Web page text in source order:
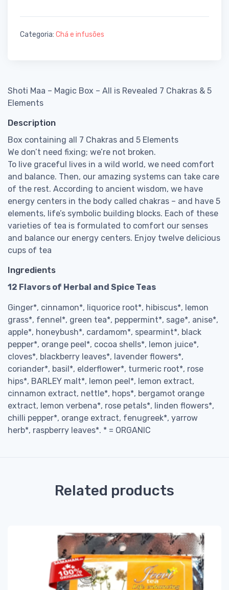
Categoria: Chá e infusões
Shoti Maa – Magic Box – All is Revealed 7 Chakras & 5
Elements
Description
Box containing all 7 Chakras and 5 Elements
We don’t need fixing; we’re not broken.
To live graceful lives in a wild world, we need comfort
and balance. Then, our amazing systems can take care
of the rest. According to ancient wisdom, we have
energy centers in the body called chakras – and have 5
elements, life’s symbolic building blocks. Each of these
varieties of tea is formulated to comfort our senses
and balance our energy centers. Enjoy twelve delicious
cups of tea
Ingredients
12 Flavors of Herbal and Spice Teas
Ginger*, cinnamon*, liquorice root*, hibiscus*, lemon
grass*, fennel*, green tea*, peppermint*, sage*, anise*,
apple*, honeybush*, cardamom*, spearmint*, black
pepper*, orange peel*, cocoa shells*, lemon juice*,
cloves*, blackberry leaves*, lavender flowers*,
coriander*, basil*, elderflower*, turmeric root*, rose
hips*, BARLEY malt*, lemon peel*, lemon extract,
cinnamon extract, nettle*, hops*, bergamot orange
extract, lemon verbena*, rose petals*, linden flowers*,
chilli pepper*, orange extract, fenugreek*, yarrow
herb*, raspberry leaves*. * = ORGANIC
Related products